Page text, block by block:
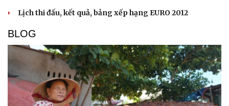
Lịch thi đấu, kết quả, bảng xếp hạng EURO 2012
BLOG